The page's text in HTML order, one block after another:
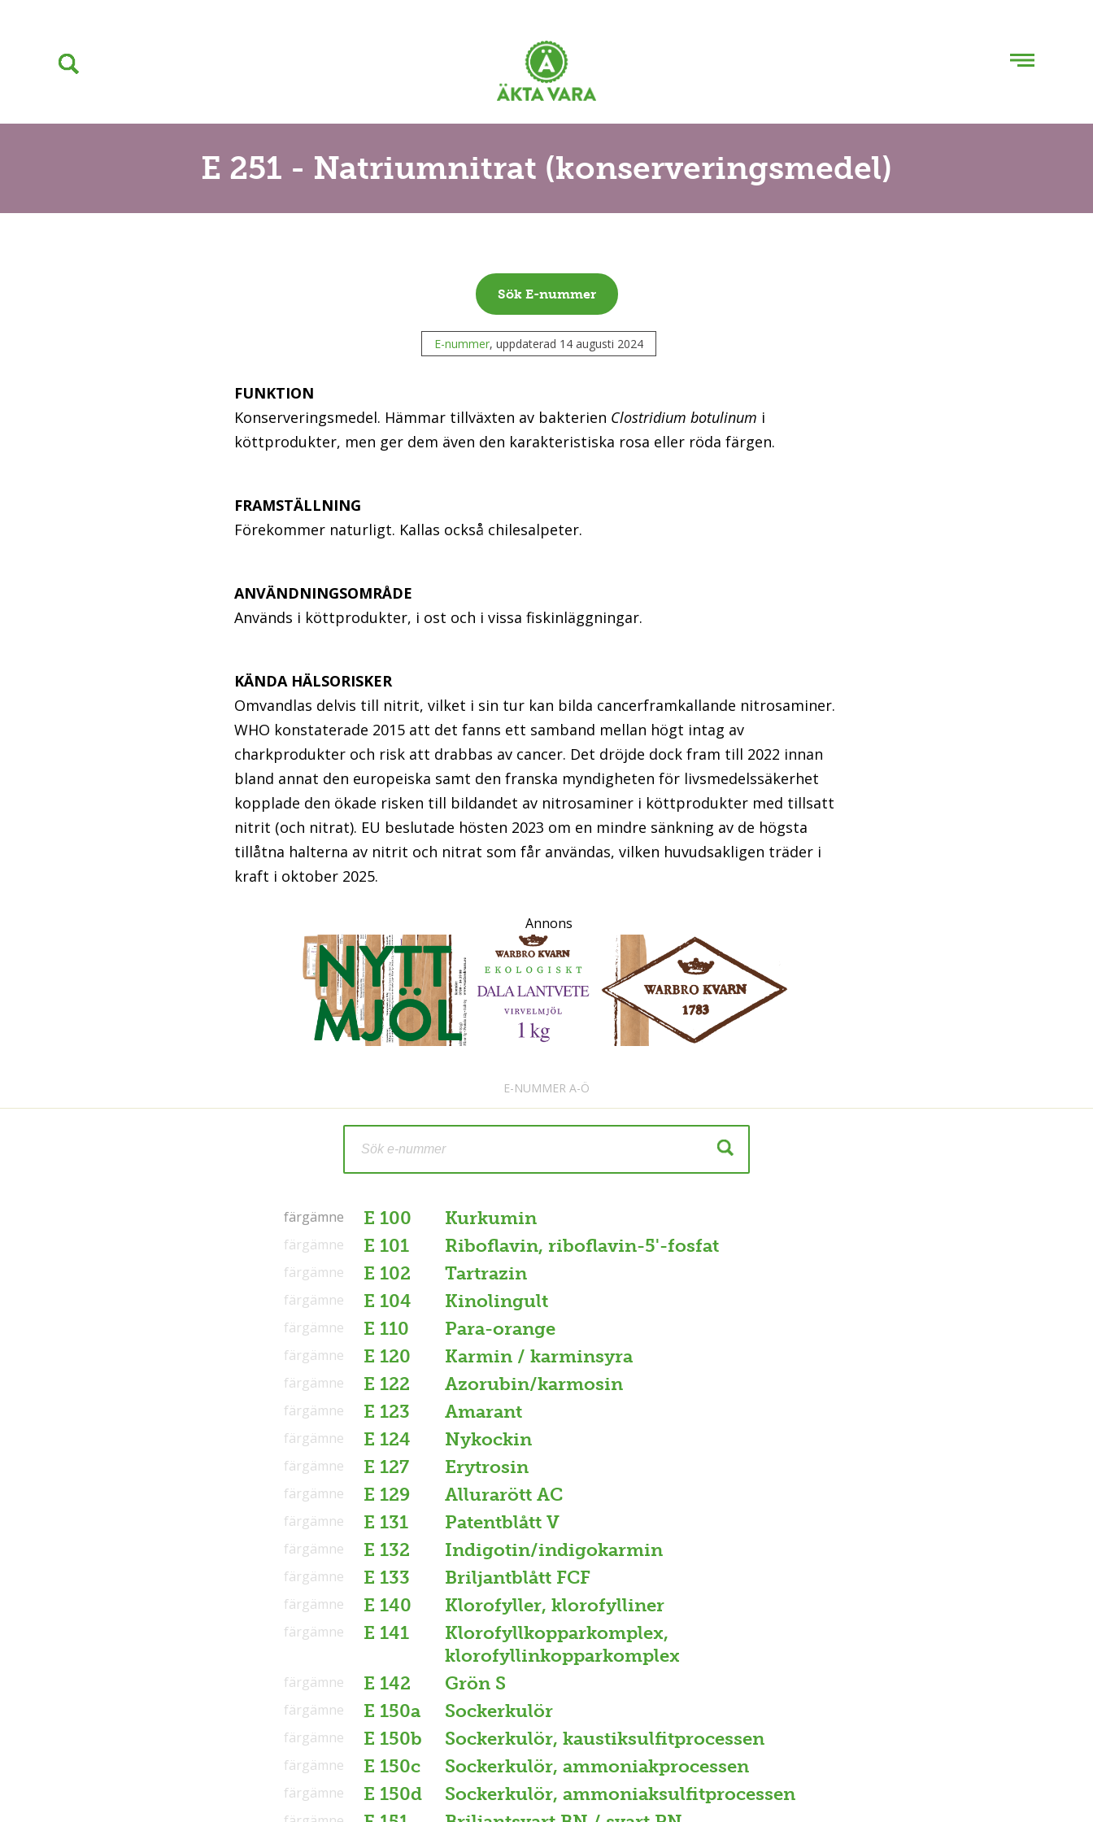
E 251 - Natriumnitrat (konserveringsmedel)
Sök E-nummer
E-nummer, uppdaterad 14 augusti 2024
FUNKTION
Konserveringsmedel. Hämmar tillväxten av bakterien Clostridium botulinum i
köttprodukter, men ger dem även den karakteristiska rosa eller röda färgen.
FRAMSTÄLLNING
Förekommer naturligt. Kallas också chilesalpeter.
ANVÄNDNINGSOMRÅDE
Används i köttprodukter, i ost och i vissa fiskinläggningar.
KÄNDA HÄLSORISKER
Omvandlas delvis till nitrit, vilket i sin tur kan bilda cancerframkallande nitrosaminer.
WHO konstaterade 2015 att det fanns ett samband mellan högt intag av
charkprodukter och risk att drabbas av cancer. Det dröjde dock fram till 2022 innan
bland annat den europeiska samt den franska myndigheten för livsmedelssäkerhet
kopplade den ökade risken till bildandet av nitrosaminer i köttprodukter med tillsatt
nitrit (och nitrat). EU beslutade hösten 2023 om en mindre sänkning av de högsta
tillåtna halterna av nitrit och nitrat som får användas, vilken huvudsakligen träder i
kraft i oktober 2025.
Annons
E-NUMMER A-Ö
E 100 Kurkumin
färgämne
färgämne
E 101 Riboflavin, riboflavin-5'-fosfat
färgämne
E 102 Tartrazin
färgämne
E 104 Kinolingult
färgämne
E 110 Para-orange
färgämne
E 120 Karmin / karminsyra
färgämne
E 122 Azorubin/karmosin
färgämne
E 123 Amarant
färgämne
E 124 Nykockin
färgämne
E 127 Erytrosin
färgämne
E 129 Allurarött AC
färgämne
E 131 Patentblått V
färgämne
E 132 Indigotin/indigokarmin
färgämne
E 133 Briljantblått FCF
färgämne
E 140 Klorofyller, klorofylliner
färgämne
E 141
Klorofyllkopparkomplex,
klorofyllinkopparkomplex
färgämne
E 142 Grön S
färgämne
E 150a Sockerkulör
färgämne
E 150b Sockerkulör, kaustiksulfitprocessen
färgämne
E 150c Sockerkulör, ammoniakprocessen
färgämne
E 150d Sockerkulör, ammoniaksulfitprocessen
färgämne